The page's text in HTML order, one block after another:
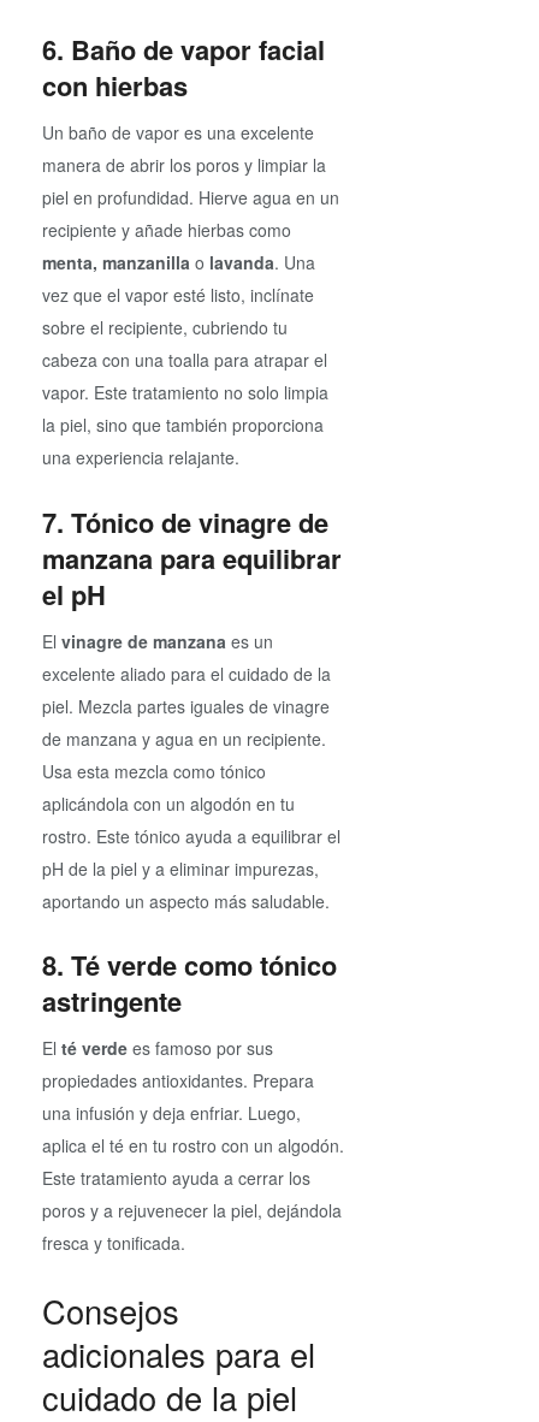
6. Baño de vapor facial
con hierbas
Un baño de vapor es una excelente
manera de abrir los poros y limpiar la
piel en profundidad. Hierve agua en un
recipiente y añade hierbas como
menta, manzanilla o lavanda. Una
vez que el vapor esté listo, inclínate
sobre el recipiente, cubriendo tu
cabeza con una toalla para atrapar el
vapor. Este tratamiento no solo limpia
la piel, sino que también proporciona
una experiencia relajante.
7. Tónico de vinagre de
manzana para equilibrar
el pH
El vinagre de manzana es un
excelente aliado para el cuidado de la
piel. Mezcla partes iguales de vinagre
de manzana y agua en un recipiente.
Usa esta mezcla como tónico
aplicándola con un algodón en tu
rostro. Este tónico ayuda a equilibrar el
pH de la piel y a eliminar impurezas,
aportando un aspecto más saludable.
8. Té verde como tónico
astringente
El té verde es famoso por sus
propiedades antioxidantes. Prepara
una infusión y deja enfriar. Luego,
aplica el té en tu rostro con un algodón.
Este tratamiento ayuda a cerrar los
poros y a rejuvenecer la piel, dejándola
fresca y tonificada.
Consejos
adicionales para el
cuidado de la piel